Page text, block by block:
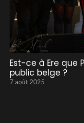
Est-ce à Ere que
public belge ?
7 août 2025